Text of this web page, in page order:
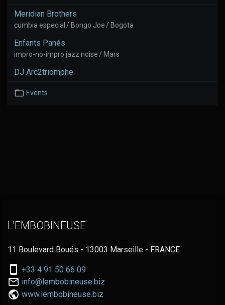
Meridian Brothers
cumbia especial / Bongo Joe / Bogota
Enfants Panés
impro-no-impro jazz noise / Mars
DJ Arc2triomphe
Events
L'EMBOBINEUSE
11 Boulevard Boués - 13003 Marseille - FRANCE
Nous
téléphoner
au:
+33 4 91 50 66 09
Nous
contacter
info@lembobineuse.biz
www.lembobineuse.biz